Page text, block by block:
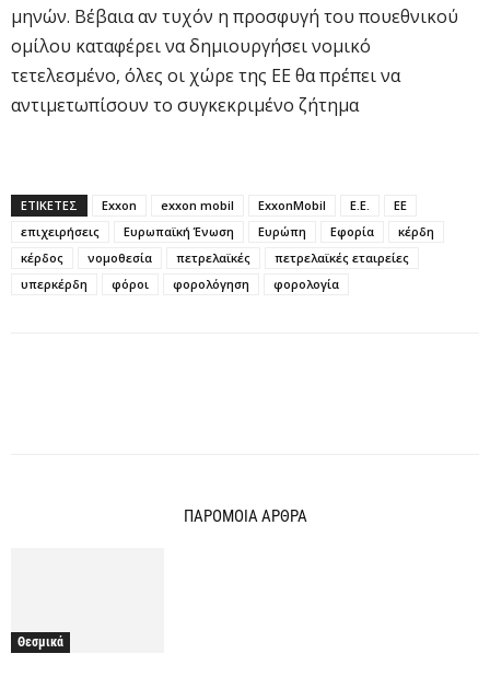
μηνών. Βέβαια αν τυχόν η προσφυγή του πουεθνικού
ομίλου καταφέρει να δημιουργήσει νομικό
τετελεσμένο, όλες οι χώρε της ΕΕ θα πρέπει να
αντιμετωπίσουν το συγκεκριμένο ζήτημα
ΕΤΙΚΕΤΕΣ Exxon exxon mobil ExxonMobil Ε.Ε.
ΕΕ
επιχειρήσεις
Ευρωπαϊκή Ένωση Ευρώπη Εφορία
κέρδη
κέρδος
νομοθεσία πετρελαϊκές
πετρελαϊκές εταιρείες
υπερκέρδη
φόροι φορολόγηση φορολογία
ΠΑΡΟΜΟΙΑ ΑΡΘΡΑ
Θεσμικά